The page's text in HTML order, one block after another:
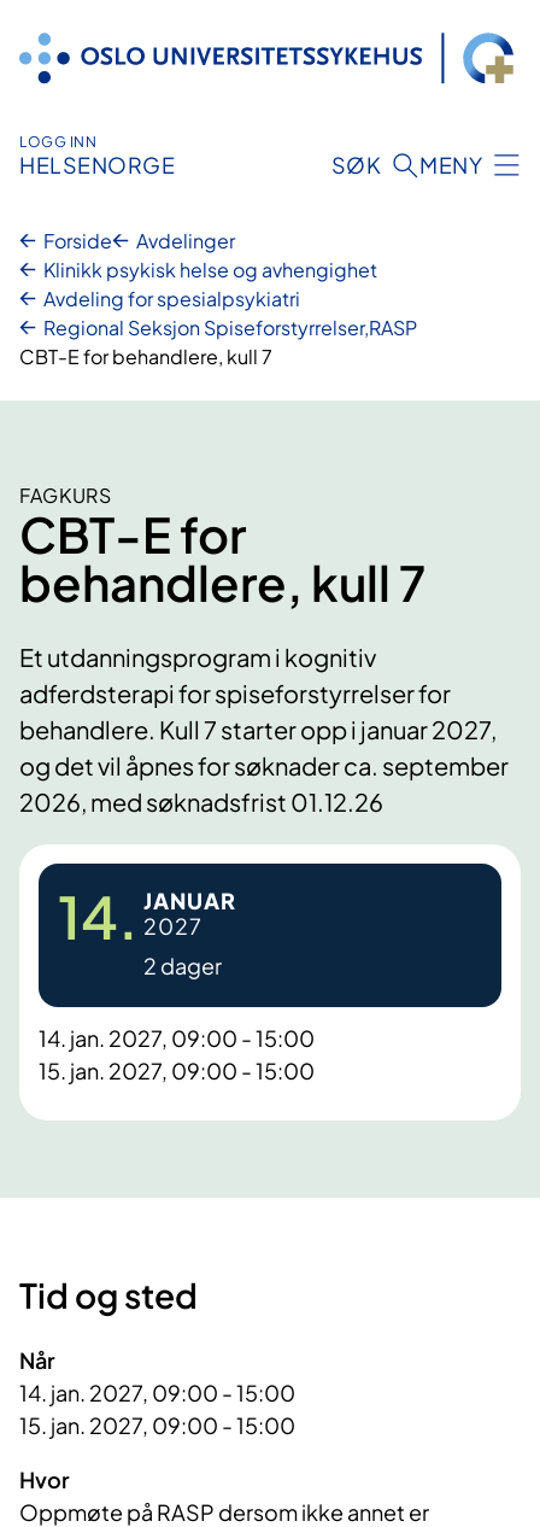
innhold
LOGG INN
HELSENORGE SØK MENY
Forside
Avdelinger
Klinikk psykisk helse og avhengighet
Avdeling for spesialpsykiatri
Regional Seksjon Spiseforstyrrelser,RASP
CBT-E for behandlere, kull 7
FAGKURS
CBT-E for
behandlere, kull 7
Et utdanningsprogram i kognitiv
adferdsterapi for spiseforstyrrelser for
behandlere. Kull 7 starter opp i januar 2027,
og det vil åpnes for søknader ca. september
2026, med søknadsfrist 01.12.26
14. JANUAR
2027
2 dager
14. jan. 2027, 09:00 - 15:00
15. jan. 2027, 09:00 - 15:00
Tid og sted
Når
14. jan. 2027, 09:00 - 15:00
15. jan. 2027, 09:00 - 15:00
Hvor
Oppmøte på RASP dersom ikke annet er